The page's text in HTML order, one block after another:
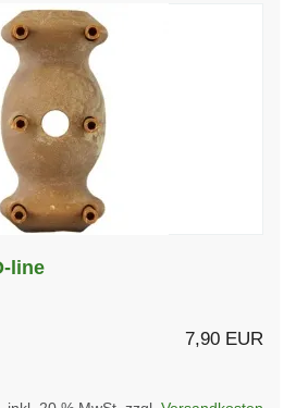
line
7,90 EUR